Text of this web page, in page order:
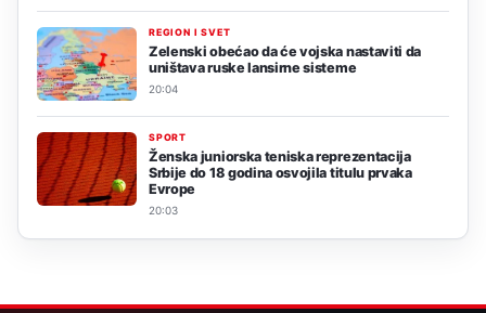
REGION I SVET
Zelenski obećao da će vojska nastaviti da
uništava ruske lansirne sisteme
20:04
SPORT
Ženska juniorska teniska reprezentacija
Srbije do 18 godina osvojila titulu prvaka
Evrope
20:03